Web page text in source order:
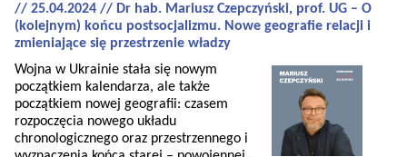
// 25.04.2024 // Dr hab. Mariusz Czepczyński, prof. UG – O
(kolejnym) końcu postsocjalizmu. Nowe geografie relacji i
zmieniające się przestrzenie władzy
Wojna w Ukrainie stała się nowym
początkiem kalendarza, ale także
początkiem nowej geografii: czasem
rozpoczęcia nowego układu
chronologicznego oraz przestrzennego i